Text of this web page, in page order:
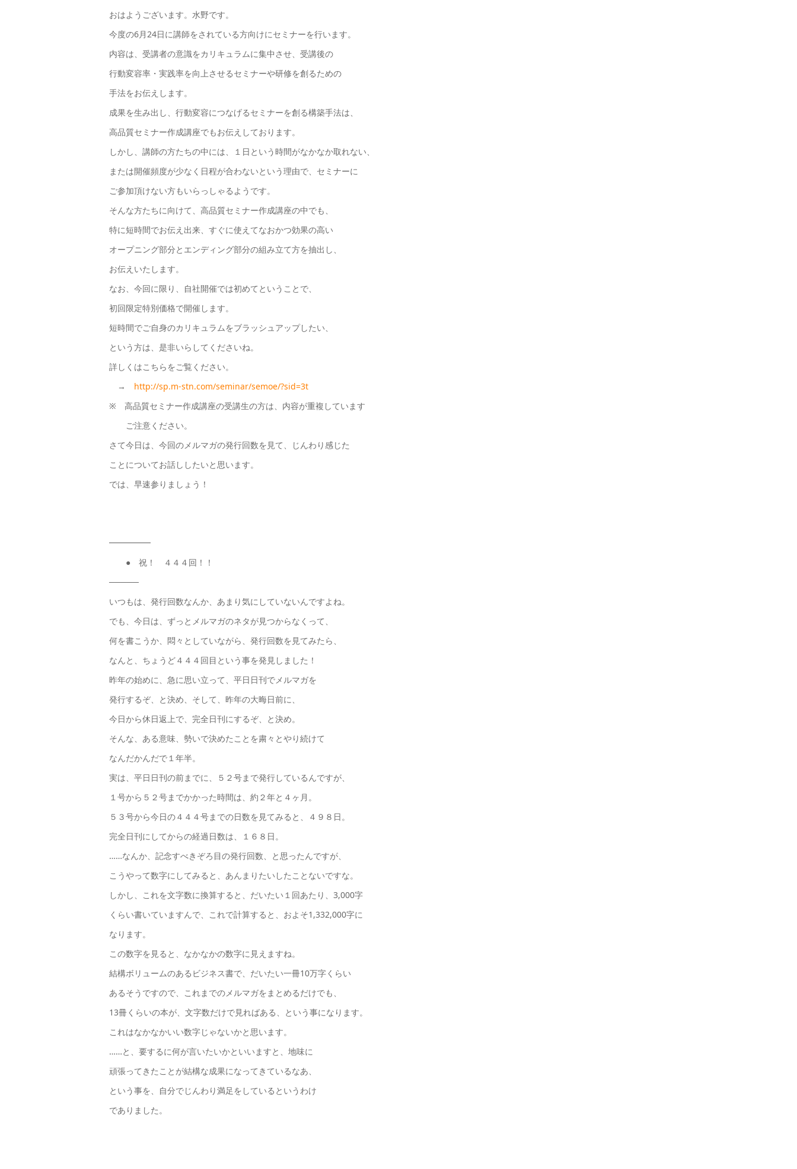
おはようございます。水野です。
今度の6月24日に講師をされている方向けにセミナーを行います。
内容は、受講者の意識をカリキュラムに集中させ、受講後の
行動変容率・実践率を向上させるセミナーや研修を創るための
手法をお伝えします。
成果を生み出し、行動変容につなげるセミナーを創る構築手法は、
高品質セミナー作成講座でもお伝えしております。
しかし、講師の方たちの中には、１日という時間がなかなか取れない、
または開催頻度が少なく日程が合わないという理由で、セミナーに
ご参加頂けない方もいらっしゃるようです。
そんな方たちに向けて、高品質セミナー作成講座の中でも、
特に短時間でお伝え出来、すぐに使えてなおかつ効果の高い
オープニング部分とエンディング部分の組み立て方を抽出し、
お伝えいたします。
なお、今回に限り、自社開催では初めてということで、
初回限定特別価格で開催します。
短時間でご自身のカリキュラムをブラッシュアップしたい、
という方は、是非いらしてくださいね。
詳しくはこちらをご覧ください。
→ http://sp.m-stn.com/seminar/semoe/?sid=3t
※ 高品質セミナー作成講座の受講生の方は、内容が重複しています
ご注意ください。
さて今日は、今回のメルマガの発行回数を見て、じんわり感じた
ことについてお話ししたいと思います。
では、早速参りましょう！
━━━━━
● 祝！ ４４４回！！
─────
いつもは、発行回数なんか、あまり気にしていないんですよね。
でも、今日は、ずっとメルマガのネタが見つからなくって、
何を書こうか、悶々としていながら、発行回数を見てみたら、
なんと、ちょうど４４４回目という事を発見しました！
昨年の始めに、急に思い立って、平日日刊でメルマガを
発行するぞ、と決め、そして、昨年の大晦日前に、
今日から休日返上で、完全日刊にするぞ、と決め。
そんな、ある意味、勢いで決めたことを粛々とやり続けて
なんだかんだで１年半。
実は、平日日刊の前までに、５２号まで発行しているんですが、
１号から５２号までかかった時間は、約２年と４ヶ月。
５３号から今日の４４４号までの日数を見てみると、４９８日。
完全日刊にしてからの経過日数は、１６８日。
……なんか、記念すべきぞろ目の発行回数、と思ったんですが、
こうやって数字にしてみると、あんまりたいしたことないですな。
しかし、これを文字数に換算すると、だいたい１回あたり、3,000字
くらい書いていますんで、これで計算すると、およそ1,332,000字に
なります。
この数字を見ると、なかなかの数字に見えますね。
結構ボリュームのあるビジネス書で、だいたい一冊10万字くらい
あるそうですので、これまでのメルマガをまとめるだけでも、
13冊くらいの本が、文字数だけで見ればある、という事になります。
これはなかなかいい数字じゃないかと思います。
……と、要するに何が言いたいかといいますと、地味に
頑張ってきたことが結構な成果になってきているなあ、
という事を、自分でじんわり満足をしているというわけ
でありました。